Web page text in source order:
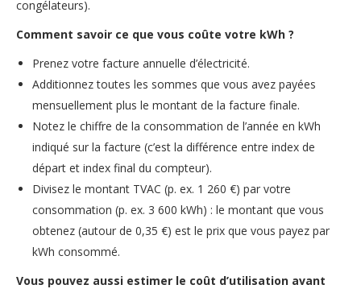
congélateurs).
Comment savoir ce que vous coûte votre kWh ?
Prenez votre facture annuelle d’électricité.
Additionnez toutes les sommes que vous avez payées
mensuellement plus le montant de la facture finale.
Notez le chiffre de la consommation de l’année en kWh
indiqué sur la facture (c’est la différence entre index de
départ et index final du compteur).
Divisez le montant TVAC (p. ex. 1 260 €) par votre
consommation (p. ex. 3 600 kWh) : le montant que vous
obtenez (autour de 0,35 €) est le prix que vous payez par
kWh consommé.
Vous pouvez aussi estimer le coût d’utilisation avant